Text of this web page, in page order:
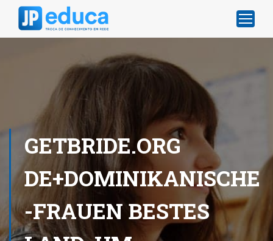
GETBRIDE.ORG
DE+DOMINIKANISCHE
-FRAUEN BESTES